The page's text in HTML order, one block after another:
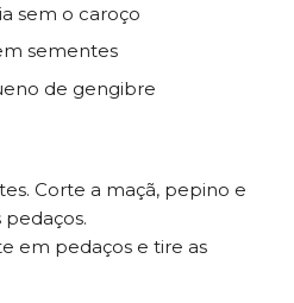
sem o caroço
sementes
de gengibre
Corte a maçã, pepino e
em pedaços e tire as